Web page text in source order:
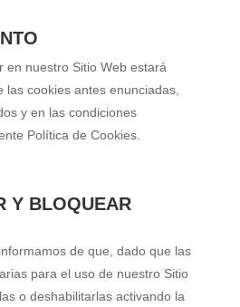
en nuestro Sitio Web estará
las cookies antes enunciadas,
y en las condiciones
Política de Cookies.
Y BLOQUEAR
de que, dado que las
para el uso de nuestro Sitio
o deshabilitarlas activando la